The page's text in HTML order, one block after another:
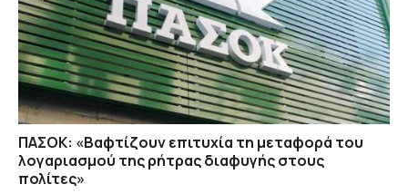
ΠΑΣΟΚ: «Βαφτίζουν επιτυχία τη μεταφορά του
λογαριασμού της ρήτρας διαφυγής στους
πολίτες»